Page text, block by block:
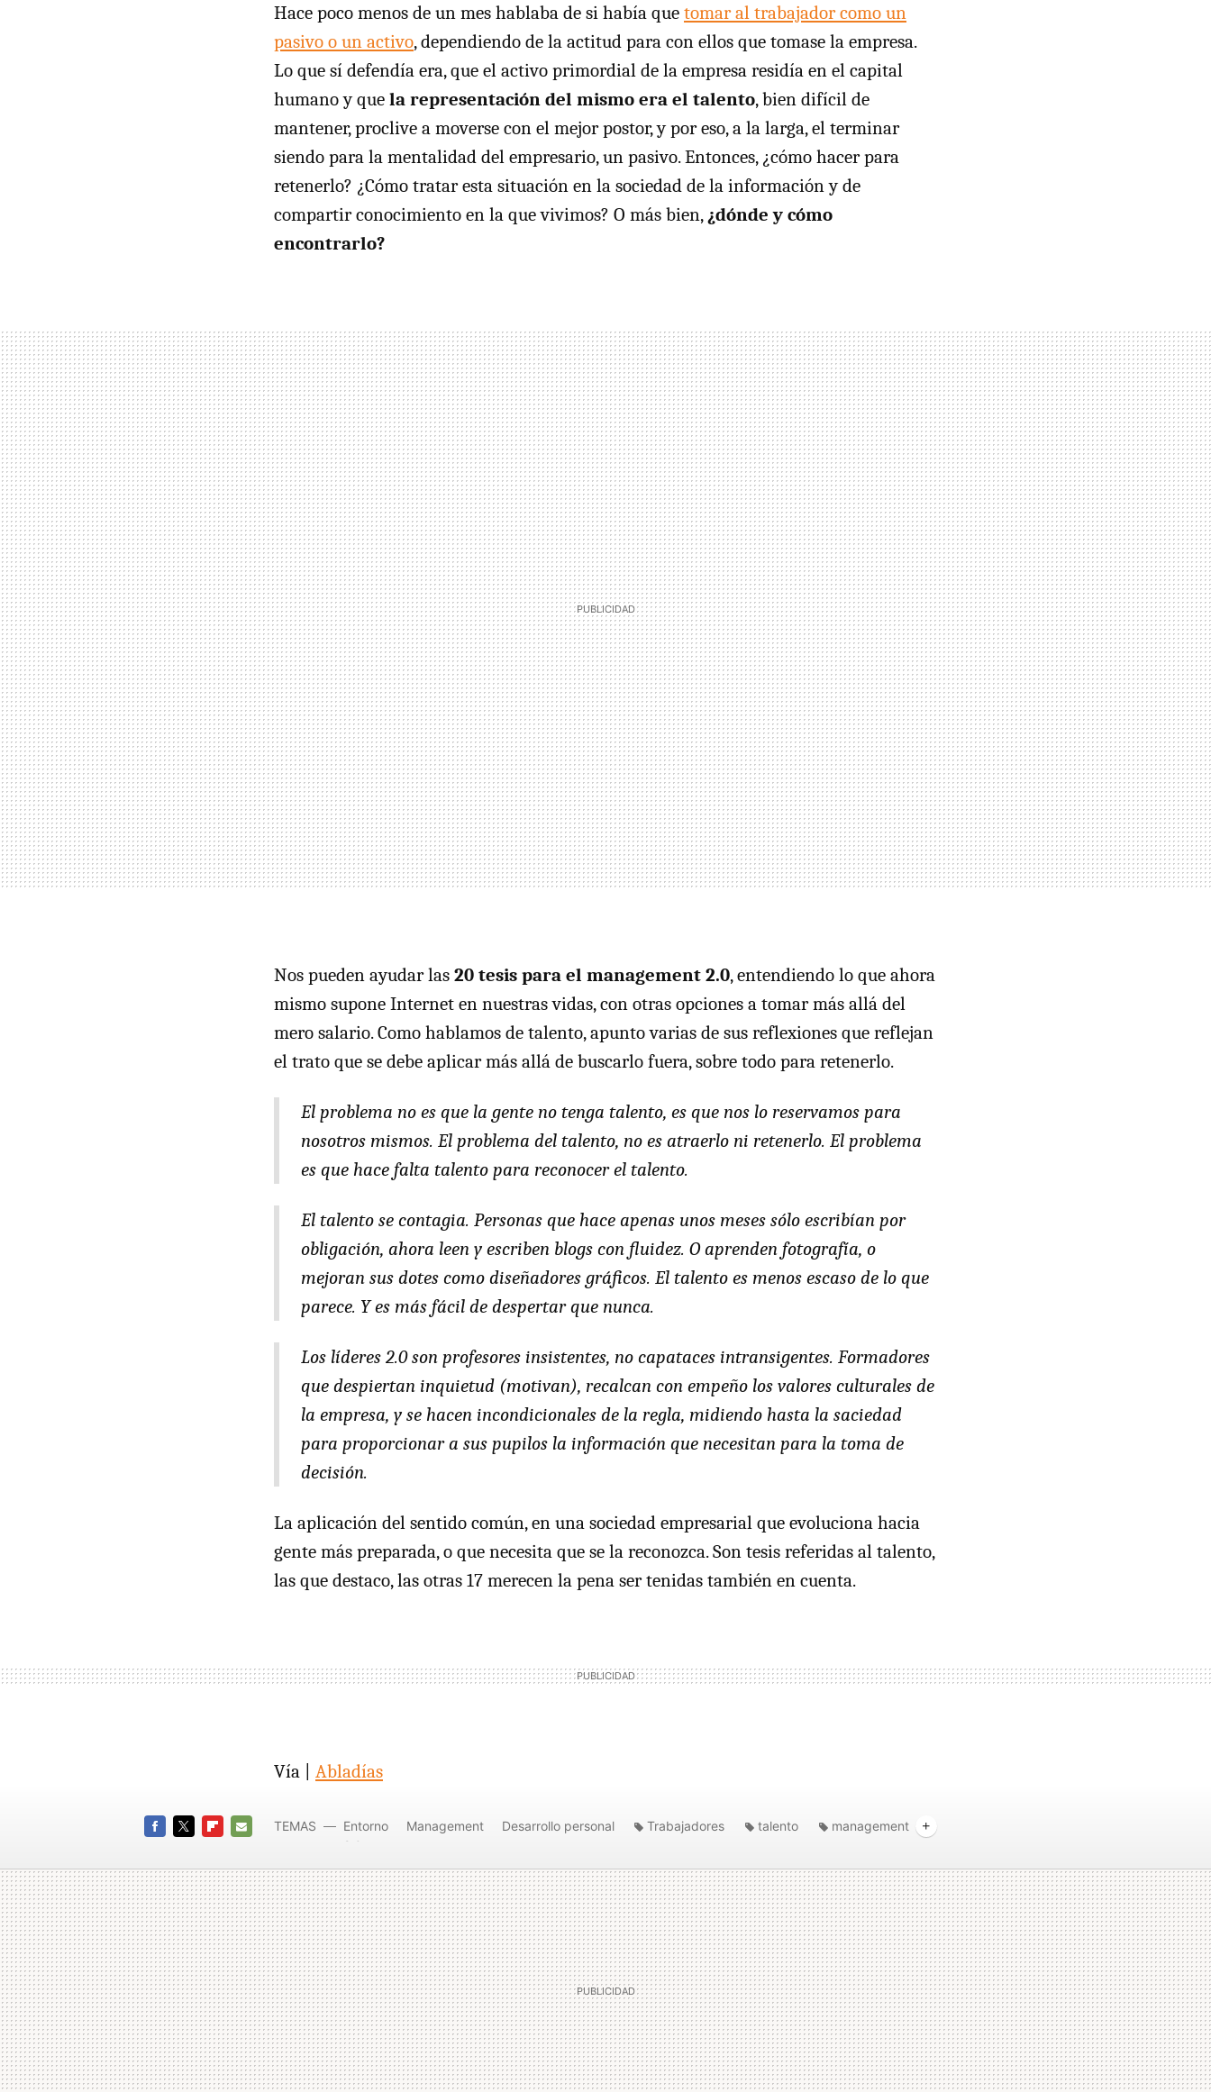
Hace poco menos de un mes hablaba de si había que tomar al trabajador como un
pasivo o un activo, dependiendo de la actitud para con ellos que tomase la empresa.
Lo que sí defendía era, que el activo primordial de la empresa residía en el capital
humano y que la representación del mismo era el talento, bien difícil de
mantener, proclive a moverse con el mejor postor, y por eso, a la larga, el terminar
siendo para la mentalidad del empresario, un pasivo. Entonces, ¿cómo hacer para
retenerlo? ¿Cómo tratar esta situación en la sociedad de la información y de
compartir conocimiento en la que vivimos? O más bien, ¿dónde y cómo
encontrarlo?
Nos pueden ayudar las 20 tesis para el management 2.0, entendiendo lo que ahora
mismo supone Internet en nuestras vidas, con otras opciones a tomar más allá del
mero salario. Como hablamos de talento, apunto varias de sus reflexiones que reflejan
el trato que se debe aplicar más allá de buscarlo fuera, sobre todo para retenerlo.
El problema no es que la gente no tenga talento, es que nos lo reservamos para
nosotros mismos. El problema del talento, no es atraerlo ni retenerlo. El problema
es que hace falta talento para reconocer el talento.
El talento se contagia. Personas que hace apenas unos meses sólo escribían por
obligación, ahora leen y escriben blogs con fluidez. O aprenden fotografía, o
mejoran sus dotes como diseñadores gráficos. El talento es menos escaso de lo que
parece. Y es más fácil de despertar que nunca.
Los líderes 2.0 son profesores insistentes, no capataces intransigentes. Formadores
que despiertan inquietud (motivan), recalcan con empeño los valores culturales de
la empresa, y se hacen incondicionales de la regla, midiendo hasta la saciedad
para proporcionar a sus pupilos la información que necesitan para la toma de
decisión.
La aplicación del sentido común, en una sociedad empresarial que evoluciona hacia
gente más preparada, o que necesita que se la reconozca. Son tesis referidas al talento,
las que destaco, las otras 17 merecen la pena ser tenidas también en cuenta.
Vía | Abladías
MAIL
TEMAS Entorno Management Desarrollo personal Trabajadores talento
management
2.0